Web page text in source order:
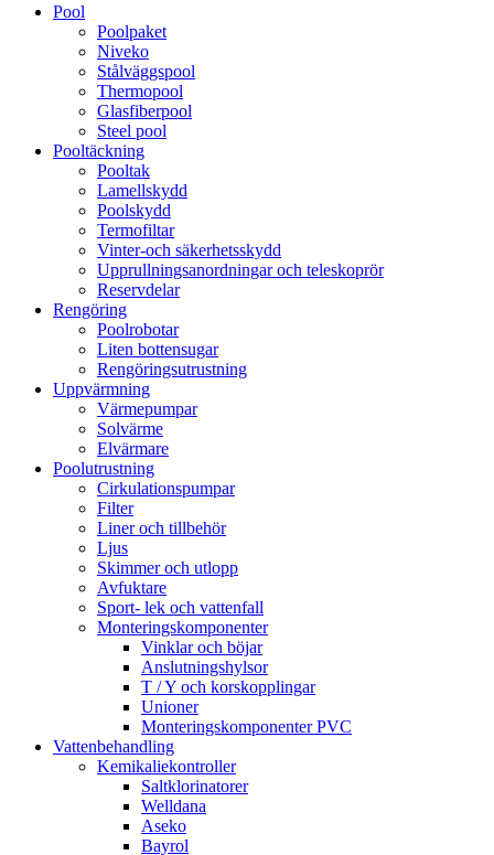
Pool
Poolpaket
Niveko
Stålväggspool
Thermopool
Glasfiberpool
Steel pool
Pooltäckning
Pooltak
Lamellskydd
Poolskydd
Termofiltar
Vinter-och säkerhetsskydd
Upprullningsanordningar och teleskoprör
Reservdelar
Rengöring
Poolrobotar
Liten bottensugar
Rengöringsutrustning
Uppvärmning
Värmepumpar
Solvärme
Elvärmare
Poolutrustning
Cirkulationspumpar
Filter
Liner och tillbehör
Ljus
Skimmer och utlopp
Avfuktare
Sport- lek och vattenfall
Monteringskomponenter
Vinklar och böjar
Anslutningshylsor
T / Y och korskopplingar
Unioner
Monteringskomponenter PVC
Vattenbehandling
Kemikaliekontroller
Saltklorinatorer
Welldana
Aseko
Bayrol